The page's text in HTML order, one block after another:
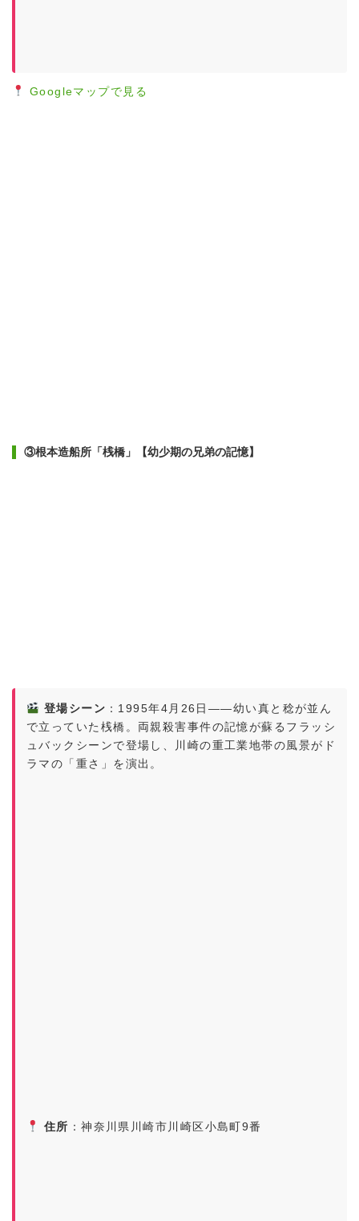
Googleマップで見る
③根本造船所「桟橋」【幼少期の兄弟の記憶】
登場シーン ：1995年4月26日——幼い真と稔が並ん
で立っていた桟橋。両親殺害事件の記憶が蘇るフラッシ
ュバックシーンで登場し、川崎の重工業地帯の風景がド
ラマの「重さ」を演出。
住所 ：神奈川県川崎市川崎区小島町9番